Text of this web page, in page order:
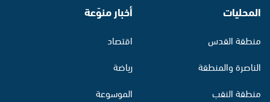
المحليات
منطقة القدس
الناصرة والمنطقة
منطقة النقب
أخبار منوّعة
اقتصاد
رياضة
الموسوعة